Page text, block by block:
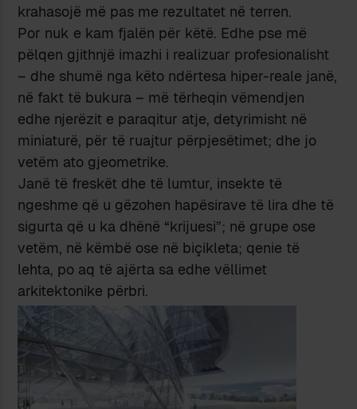
krahasojë më pas me rezultatet në terren.
Por nuk e kam fjalën për këtë. Edhe pse më
pëlqen gjithnjë imazhi i realizuar profesionalisht
– dhe shumë nga këto ndërtesa hiper-reale janë,
në fakt të bukura – më tërheqin vëmendjen
edhe njerëzit e paraqitur atje, detyrimisht në
miniaturë, për të ruajtur përpjesëtimet; dhe jo
vetëm ato gjeometrike.
Janë të freskët dhe të lumtur, insekte të
ngeshme që u gëzohen hapësirave të lira dhe të
sigurta që u ka dhënë “krijuesi”; në grupe ose
vetëm, në këmbë ose në biçikleta; qenie të
lehta, po aq të ajërta sa edhe vëllimet
arkitektonike përbri.